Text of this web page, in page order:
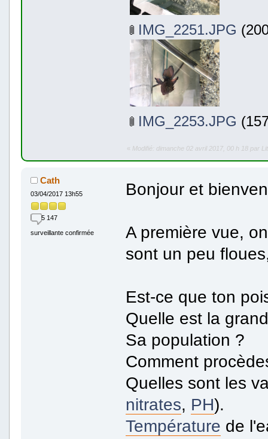
IMG_2251.JPG
IMG_2253.JPG
« Modifié: dimanche 02 avril 2017, 00 h 18 par
Cath
03/04/2017 13h55
5 147
surveillante confirmée
Bonjour et
A première vue,
sont un peu
Est-ce que ton
Quelle est la
Sa population ?
Comment
Quelles sont les
nitrates, PH).
Température de